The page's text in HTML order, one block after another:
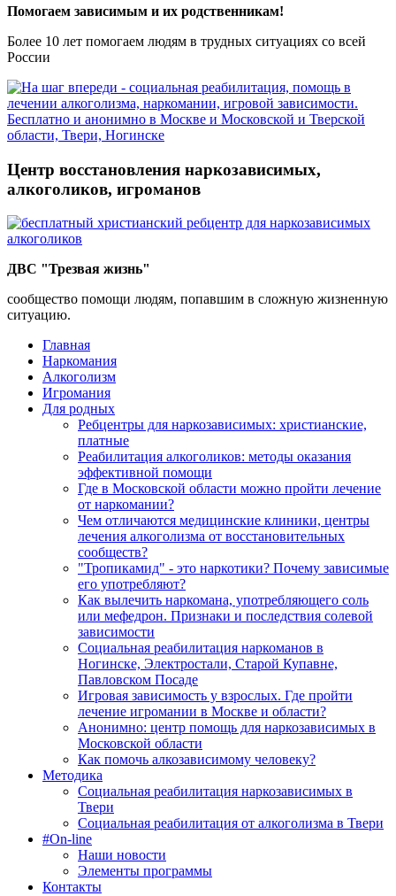
Помогаем зависимым и их родственникам!
Более 10 лет помогаем людям в трудных ситуациях со всей
России
Центр восстановления наркозависимых,
алкоголиков, игроманов
ДВС "Трезвая жизнь"
сообщество помощи людям, попавшим в сложную жизненную
ситуацию.
Главная
Наркомания
Алкоголизм
Игромания
Для родных
Ребцентры для наркозависимых: христианские,
платные
Реабилитация алкоголиков: методы оказания
эффективной помощи
Где в Московской области можно пройти лечение
от наркомании?
Чем отличаются медицинские клиники, центры
лечения алкоголизма от восстановительных
сообществ?
"Тропикамид" - это наркотики? Почему зависимые
его употребляют?
Как вылечить наркомана, употребляющего соль
или мефедрон. Признаки и последствия солевой
зависимости
Социальная реабилитация наркоманов в
Ногинске, Электростали, Старой Купавне,
Павловском Посаде
Игровая зависимость у взрослых. Где пройти
лечение игромании в Москве и области?
Анонимно: центр помощь для наркозависимых в
Московской области
Как помочь алкозависимому человеку?
Методика
Социальная реабилитация наркозависимых в
Твери
Социальная реабилитация от алкоголизма в Твери
#On-line
Наши новости
Элементы программы
Контакты